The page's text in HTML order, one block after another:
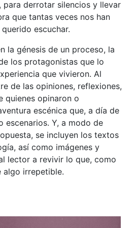
para derrotar silencios y llevar
que tantas veces nos han
escuchar.
la génesis de un proceso, la
los protagonistas que lo
que vivieron. Al
de las opiniones, reflexiones,
quienes opinaron o
escénica que, a día de
escenarios. Y, a modo de
se incluyen los textos
así como imágenes y
lector a revivir lo que, como
algo irrepetible.